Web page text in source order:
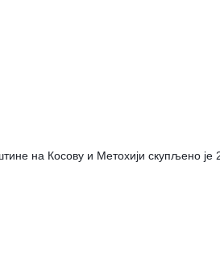
на Косову и Метохији скупљено